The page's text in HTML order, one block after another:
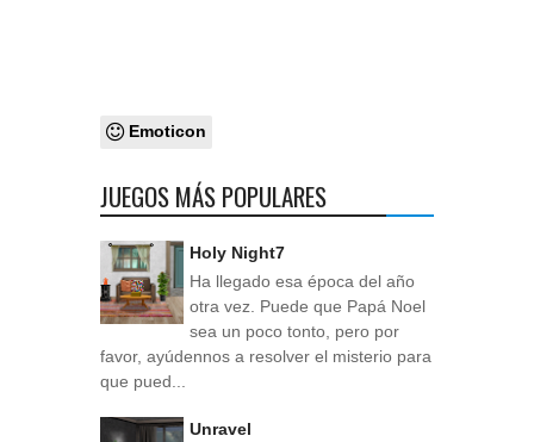
Emoticon
JUEGOS MÁS POPULARES
Holy Night7
Ha llegado esa época del año
otra vez. Puede que Papá Noel
sea un poco tonto, pero por
favor, ayúdennos a resolver el misterio para
que pued...
Unravel